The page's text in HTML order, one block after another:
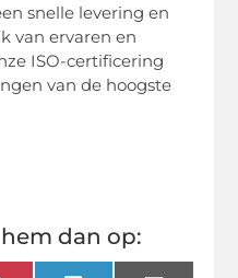
snelle levering en
van ervaren en
ISO-certificering
van de hoogste
dan op: